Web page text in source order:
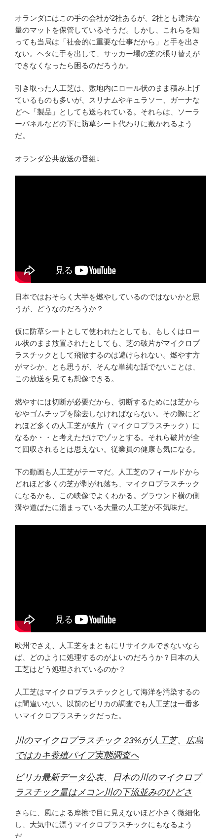
オランダにはこの手の会社が2社あるが、2社とも違法な
量のマットを保管しているそうだ。しかし、これらを知
っても当局は「社会的に重要な仕事だから」と手を出さ
ない。ヘタに手を出して、サッカー場の芝の張り替えが
できなくなったら困るのだろうか。
引き取った人工芝は、敷地内にロール状のまま積み上げ
ているものも多いが、スリナムやキュラソー、ガーナな
どへ「製品」としても送られている。それらは、ソーラ
ーパネルなどの下に防草シート代わりに敷かれるよう
だ。
オランダ公共放送の番組↓
日本ではおそらく大半を燃やしているのではないかと思
うが、どうなのだろうか？
仮に防草シートとして使われたとしても、もしくはロー
ル状のまま放置されたとしても、芝の破片がマイクロプ
ラスチックとして飛散するのは避けられない。燃やす方
がマシか、とも思うが、そんな単純な話でないことは、
この放送を見ても想像できる。
燃やすには切断が必要だから、切断するためには芝から
砂やゴムチップを除去しなければならない。その際にど
れほど多くの人工芝が破片（マイクロプラスチック）に
なるか・・と考えただけでゾッとする。それら破片が全
て回収されるとは思えない。従業員の健康も気になる。
下の動画も人工芝がテーマだ。人工芝のフィールドから
どれほど多くの芝が剥がれ落ち、マイクロプラスチック
になるかも、この映像でよくわかる。グラウンド横の側
溝や道ばたに溜まっている大量の人工芝が不気味だ。
欧州でさえ、人工芝をまともにリサイクルできないなら
ば、どのように処理するのがよいのだろうか？日本の人
工芝はどう処理されているのか？
人工芝はマイクロプラスチックとして海洋を汚染するの
は間違いない。以前のピリカの調査でも人工芝は一番多
いマイクロプラスチックだった。
川のマイクロプラスチック 23%が人工芝、広島
ではカキ養殖パイプ実態調査へ
ピリカ最新データ公表、日本の川のマイクロプ
ラスチック量はメコン川の下流並みのひどさ
さらに、風による摩擦で目に見えないほど小さく微細化
し、大気中に漂うマイクロプラスチックにもなるよう
だ。